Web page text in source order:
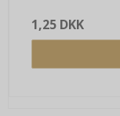
1,25 DKK